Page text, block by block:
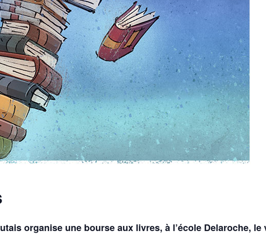
organise une bourse aux livres, à l’école Delaroche,